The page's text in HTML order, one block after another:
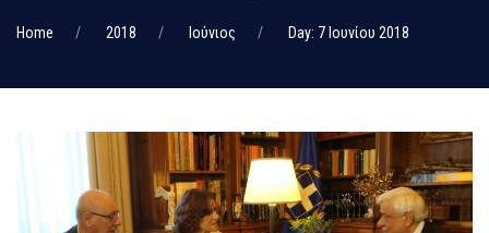
Home 2018 Ιούνιος Day: 7 Ιουνίου 2018